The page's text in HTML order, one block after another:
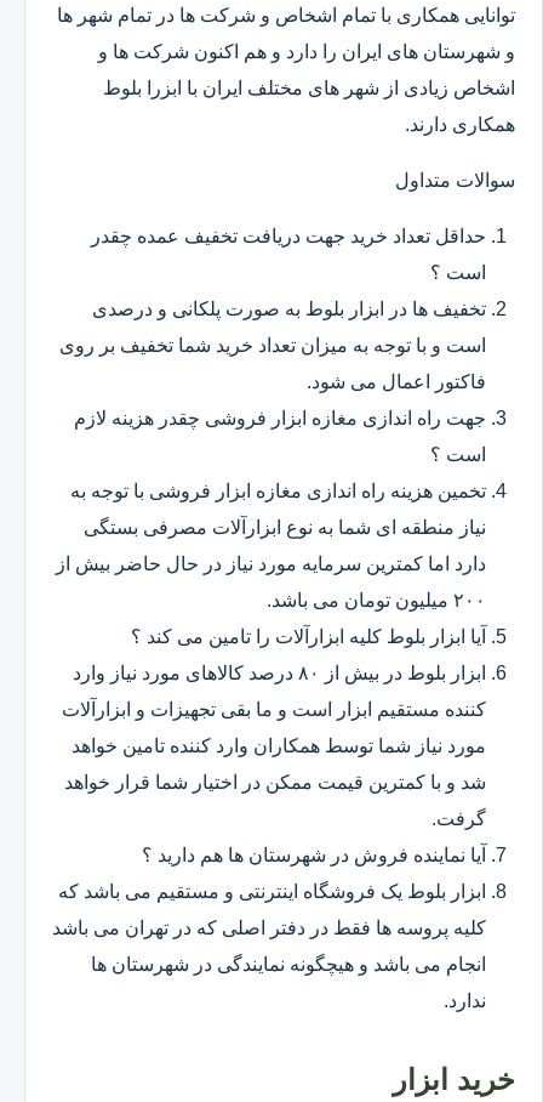
توانایی همکاری با تمام اشخاص و شرکت ها در تمام شهر ها
و شهرستان های ایران را دارد و هم اکنون شرکت ها و
اشخاص زیادی از شهر های مختلف ایران با ابزرا بلوط
همکاری دارند.
سوالات متداول
حداقل تعداد خرید جهت دریافت تخفیف عمده چقدر
است ؟
تخفیف ها در ابزار بلوط به صورت پلکانی و درصدی
است و با توجه به میزان تعداد خرید شما تخفیف بر روی
فاکتور اعمال می شود.
جهت راه اندازی مغازه ابزار فروشی چقدر هزینه لازم
است ؟
تخمین هزینه راه اندازی مغازه ابزار فروشی با توجه به
نیاز منطقه ای شما به نوع ابزارآلات مصرفی بستگی
دارد اما کمترین سرمایه مورد نیاز در حال حاضر بیش از
۲۰۰ میلیون تومان می باشد.
آیا ابزار بلوط کلیه ابزارآلات را تامین می کند ؟
ابزار بلوط در بیش از ۸۰ درصد کالاهای مورد نیاز وارد
کننده مستقیم ابزار است و ما بقی تجهیزات و ابزارآلات
مورد نیاز شما توسط همکاران وارد کننده تامین خواهد
شد و با کمترین قیمت ممکن در اختیار شما قرار خواهد
گرفت.
آیا نماینده فروش در شهرستان ها هم دارید ؟
ابزار بلوط یک فروشگاه اینترنتی و مستقیم می باشد که
کلیه پروسه ها فقط در دفتر اصلی که در تهران می باشد
انجام می باشد و هیچگونه نمایندگی در شهرستان ها
ندارد.
خرید ابزار